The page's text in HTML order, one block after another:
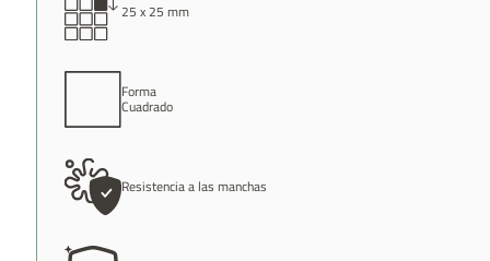
25 x 25 mm
Forma
Cuadrado
Resistencia a las manchas